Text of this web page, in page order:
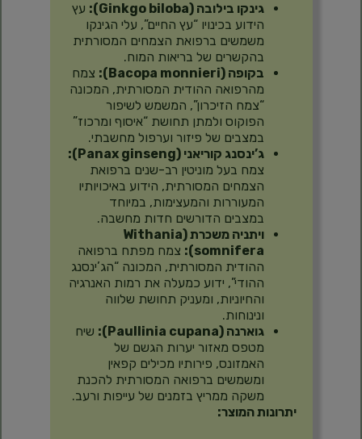
גינקו בילובה (Ginkgo biloba):
עץ
הידוע בכינויו “עץ החיים”, עלי הגינקו
משמשים ברפואת הצמחים המסורתית
בהקשרים של בריאות המוח.
בקופה (Bacopa monnieri):
צמח
מהרפואה ההודית המסורתית, המכונה
“צמח הזיכרון”, המשמש לשיפור
הפוקוס ולמתן תחושת “איסוף ומרכוז”
במצבים של פיזור וערפול מחשבתי.
ג’ינסנג קוריאני (Panax ginseng):
צמח בעל מוניטין רב-שנים ברפואת
הצמחים המסורתית, הידוע באיכויותיו
המעוררות והמעצימות, במיוחד
במצבים הדורשים חדות מחשבה.
ויתניה משכרת (Withania
somnifera):
צמח מפתח ברפואה
ההודית המסורתית, המכונה “הג’ינסנג
ההודי”, ידוע כמעלה את רמות האנרגיה
והחיוניות, ומעניק תחושת שלווה
ונינוחות.
גוארנה (Paullinia cupana):
שיח
מטפס מאזור יערות הגשם של
האמזונס, פירותיו מכילים קפאין
ומשמשים ברפואה המסורתית להכנת
משקה ממריץ בזמנים של עייפות ורעב.
יתרונות המוצר: